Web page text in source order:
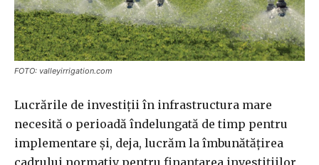
FOTO: valleyirrigation.com
Lucrările de investiţii în infrastructura mare
necesită o perioadă îndelungată de timp pentru
implementare şi, deja, lucrăm la îmbunătăţirea
cadrului normativ pentru finanţarea investiţiilor